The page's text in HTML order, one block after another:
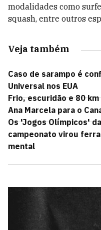
modalidades como
squash, entre outros
Veja também
Caso de sarampo é
Universal nos EUA
Frio, escuridão e 80
Ana Marcela para o
Os 'Jogos Olímpicos'
campeonato virou
mental